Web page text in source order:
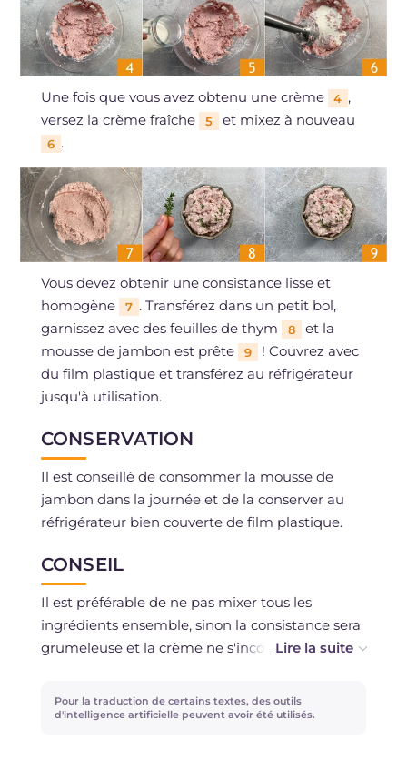
Une fois que vous avez obtenu une crème 4 ,
versez la crème fraîche
5 et mixez à nouveau
6 .
Vous devez obtenir une consistance lisse et
homogène
7 . Transférez dans un petit bol,
garnissez avec des feuilles de thym
8
et la
mousse de jambon est prête
9
! Couvrez avec
du film plastique et transférez au réfrigérateur
jusqu'à utilisation.
CONSERVATION
Il est conseillé de consommer la mousse de
jambon dans la journée et de la conserver au
réfrigérateur bien couverte de film plastique.
CONSEIL
Il est préférable de ne pas mixer tous les
ingrédients ensemble, sinon la consistance sera
grumeleuse et la crème ne s'incorporera pas au
À la place de la ricotta, vous pouvez utiliser un
Pour la traduction de certains textes, des outils
d'intelligence artificielle peuvent avoir été utilisés.